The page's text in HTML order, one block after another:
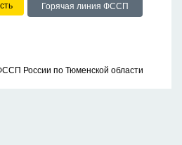
Горячая линия ФССП
России по Тюменской области